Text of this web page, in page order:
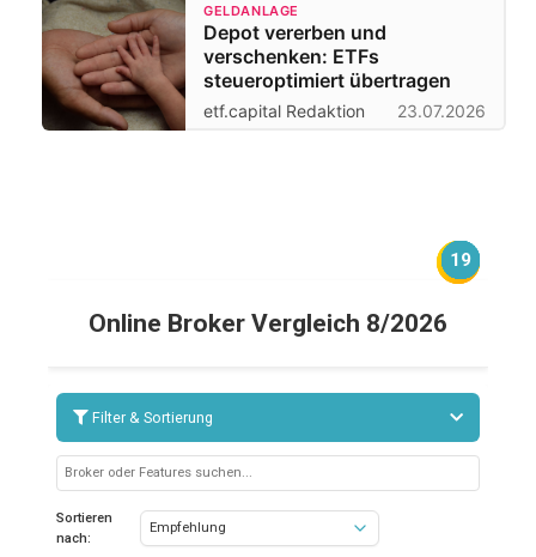
GELDANLAGE
Depot vererben und
verschenken: ETFs
steueroptimiert übertragen
etf.capital Redaktion 23.07.2026